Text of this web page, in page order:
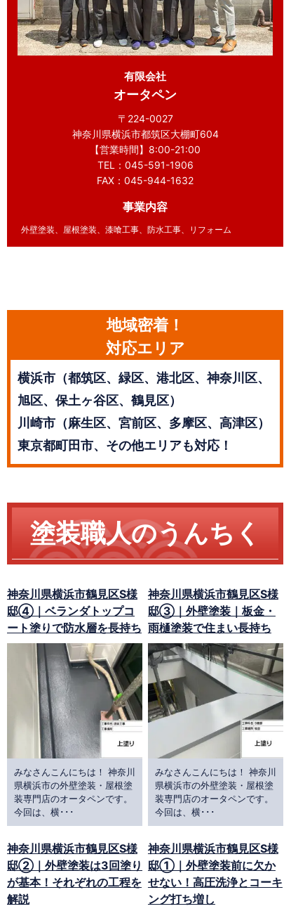
有限会社
オータペン
〒224-0027
神奈川県横浜市都筑区大棚町604
【営業時間】8:00-21:00
TEL：045-591-1906
FAX：045-944-1632
事業内容
外壁塗装、屋根塗装、漆喰工事、防水工事、リフォーム
地域密着！
対応エリア
横浜市（都筑区、緑区、港北区、神奈川区、
旭区、保土ヶ谷区、鶴見区）
川崎市（麻生区、宮前区、多摩区、高津区）
東京都町田市、その他エリアも対応！
塗装職人のうんちく
神奈川県横浜市鶴見区S様
邸④｜ベランダトップコ
ート塗りで防水層を長持ち
みなさんこんにちは！ 神奈川
県横浜市の外壁塗装・屋根塗
装専門店のオータペンです。
今回は、横･･･
神奈川県横浜市鶴見区S様
邸③｜外壁塗装｜板金・
雨樋塗装で住まい長持ち
みなさんこんにちは！ 神奈川
県横浜市の外壁塗装・屋根塗
装専門店のオータペンです。
今回は、横･･･
神奈川県横浜市鶴見区S様
邸②｜外壁塗装は3回塗り
が基本！それぞれの工程を
解説
神奈川県横浜市鶴見区S様
邸①｜外壁塗装前に欠か
せない！高圧洗浄とコーキ
ング打ち増し